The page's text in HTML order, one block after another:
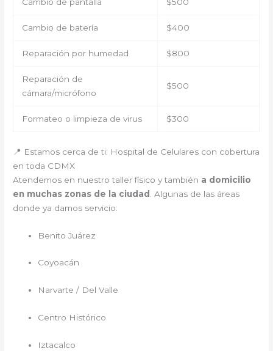
Cambio de batería $400
Reparación por humedad $800
Reparación de
cámara/micrófono
$500
Formateo o limpieza de virus $300
📍 Estamos cerca de ti: Hospital de Celulares con cobertura
en toda CDMX
Atendemos en nuestro taller físico y también a domicilio
en muchas zonas de la ciudad
. Algunas de las áreas
donde ya damos servicio:
Benito Juárez
Coyoacán
Narvarte / Del Valle
Centro Histórico
Iztacalco